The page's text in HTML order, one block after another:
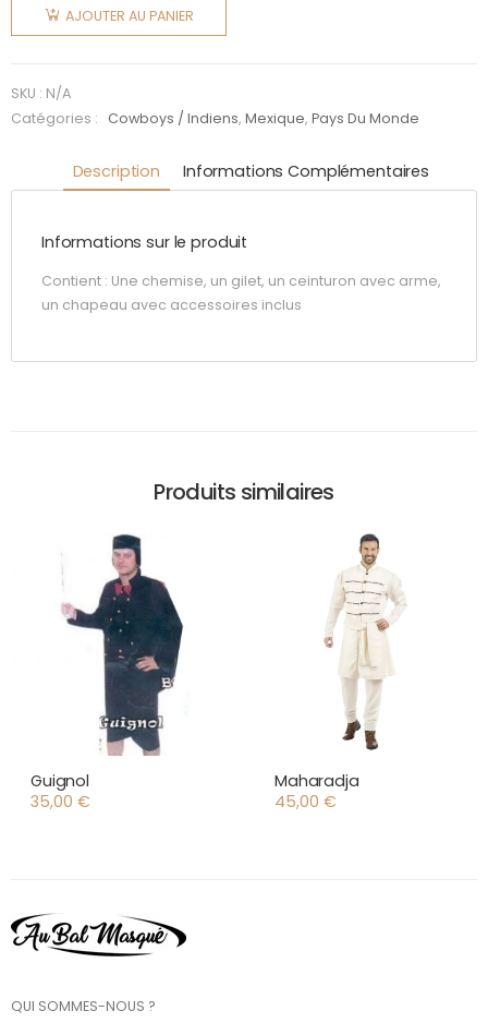
Cowboy :
AJOUTER AU PANIER
SKU : N/A
Catégories :
Cowboys / Indiens,Mexique,Pays Du Monde
Description Informations Complémentaires
Informations sur le produit
Contient : Une chemise, un gilet, un ceinturon avec arme,
un chapeau avec accessoires inclus
Produits similaires
Guignol
35,00 €
Maharadja
45,00 €
QUI SOMMES-NOUS ?